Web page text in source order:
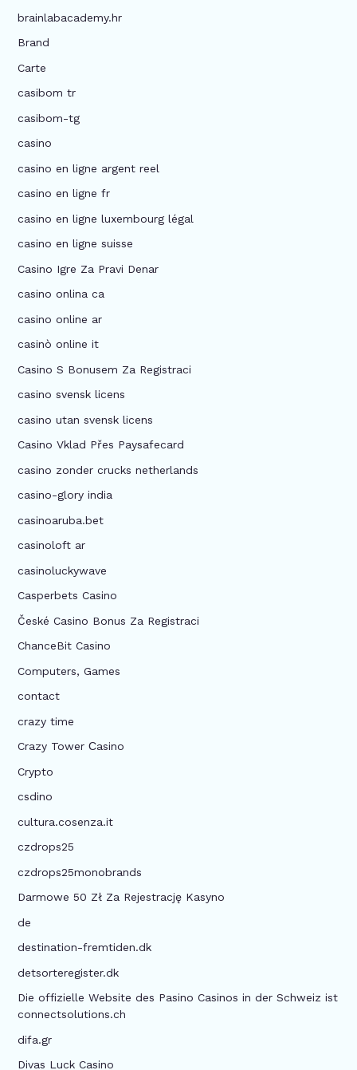
brainlabacademy.hr
Brand
Carte
casibom tr
casibom-tg
casino
casino en ligne argent reel
casino en ligne fr
casino en ligne luxembourg légal
casino en ligne suisse
Casino Igre Za Pravi Denar
casino onlina ca
casino online ar
casinò online it
Casino S Bonusem Za Registraci
casino svensk licens
casino utan svensk licens
Casino Vklad Přes Paysafecard
casino zonder crucks netherlands
casino-glory india
casinoaruba.bet
casinoloft ar
casinoluckywave
Casperbets Casino
České Casino Bonus Za Registraci
ChanceBit Casino
Computers, Games
contact
crazy time
Crazy Tower Сasino
Crypto
csdino
cultura.cosenza.it
czdrops25
czdrops25monobrands
Darmowe 50 Zł Za Rejestrację Kasyno
de
destination-fremtiden.dk
detsorteregister.dk
Die offizielle Website des Pasino Casinos in der Schweiz ist
connectsolutions.ch
difa.gr
Divas Luck Casino